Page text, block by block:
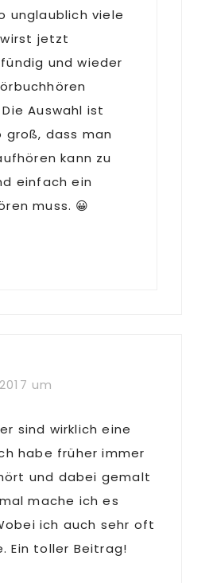
unglaublich viele
jetzt
und wieder
Auswahl ist
groß, dass man
kann zu
einfach ein
muss. 😀
um
sind wirklich eine
habe früher immer
und dabei gemalt
mache ich es
ich auch sehr oft
Ein toller Beitrag!